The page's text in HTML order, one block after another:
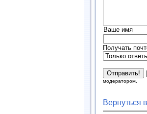
Ваше имя
Получать
модератором.
Вернуться